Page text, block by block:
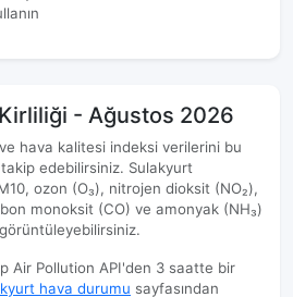
- Ağustos 2026
ve hava kalitesi indeksi verilerini bu
edebilirsiniz. Sulakyurt
ozon (O₃), nitrojen dioksit (NO₂),
monoksit (CO) ve amonyak (NH₃)
Air Pollution API'den 3 saatte bir
hava durumu sayfasından